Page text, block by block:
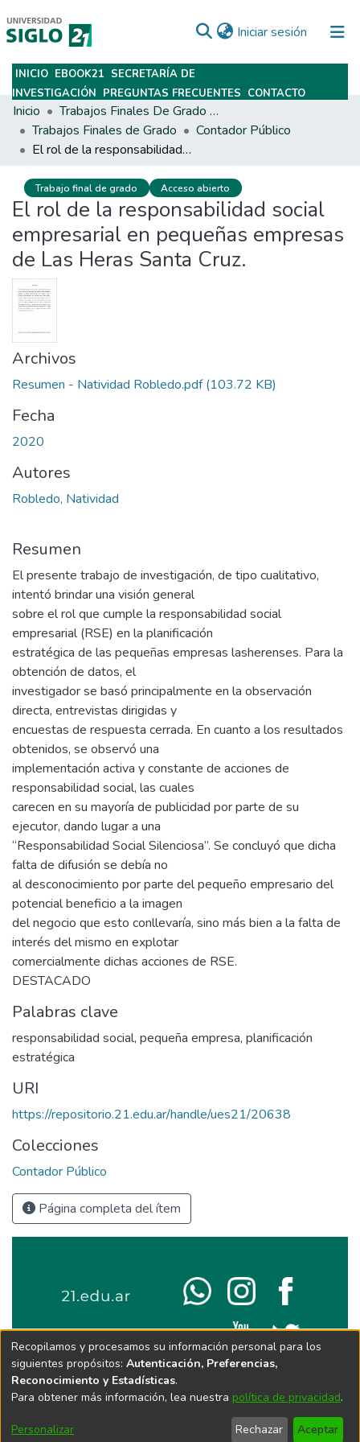
Iniciar sesión (current)
Subir
INICIO EBOOK21 SECRETARÍA DE
INVESTIGACIÓN PREGUNTAS FRECUENTES CONTACTO
Inicio
Trabajos Finales De Grado Y Posgrado
Trabajos Finales de Grado
Contador Público
El rol de la responsabilidad social empresarial en pequeñas empresas de Las Heras Santa Cruz.
Trabajo final de grado Acceso abierto
El rol de la responsabilidad social
empresarial en pequeñas empresas
de Las Heras Santa Cruz.
Archivos
Resumen - Natividad Robledo.pdf(103.72 KB)
Fecha
2020
Autores
Robledo, Natividad
Resumen
El presente trabajo de investigación, de tipo cualitativo,
intentó brindar una visión general
sobre el rol que cumple la responsabilidad social
empresarial (RSE) en la planificación
estratégica de las pequeñas empresas lasherenses. Para la
obtención de datos, el
investigador se basó principalmente en la observación
directa, entrevistas dirigidas y
encuestas de respuesta cerrada. En cuanto a los resultados
obtenidos, se observó una
implementación activa y constante de acciones de
responsabilidad social, las cuales
carecen en su mayoría de publicidad por parte de su
ejecutor, dando lugar a una
“Responsabilidad Social Silenciosa”. Se concluyó que dicha
falta de difusión se debía no
al desconocimiento por parte del pequeño empresario del
potencial beneficio a la imagen
del negocio que esto conllevaría, sino más bien a la falta de
interés del mismo en explotar
comercialmente dichas acciones de RSE.
DESTACADO
Palabras clave
responsabilidad social, pequeña empresa, planificación
estratégica
URI
https://repositorio.21.edu.ar/handle/ues21/20638
Colecciones
Contador Público
Página completa del ítem
Recopilamos y procesamos su información personal para los
siguientes propósitos: Autenticación, Preferencias,
Reconocimiento y Estadísticas.
Para obtener más información, lea nuestra política de privacidad.
Personalizar Rechazar Aceptar